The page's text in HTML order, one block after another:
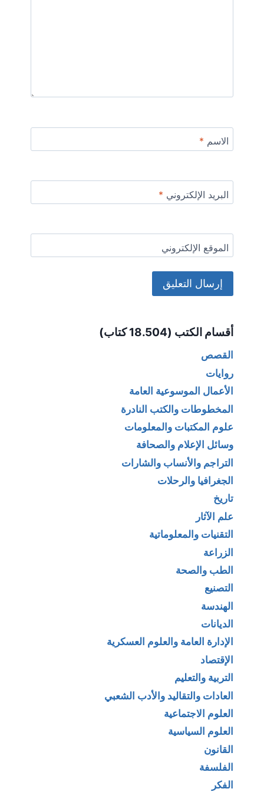
الاسم *
البريد الإلكتروني *
الموقع الإلكتروني
أقسام الكتب (18.504 كتاب)
القصص
روايات
الأعمال الموسوعية العامة
المخطوطات والكتب النادرة
علوم المكتبات والمعلومات
وسائل الإعلام والصحافة
التراجم والأنساب والشارات
الجغرافيا والرحلات
تاريخ
علم الآثار
التقنيات والمعلوماتية
الزراعة
الطب والصحة
التصنيع
الهندسة
الديانات
الإدارة العامة والعلوم العسكرية
الإقتصاد
التربية والتعليم
العادات والتقاليد والأدب الشعبي
العلوم الاجتماعية
العلوم السياسية
القانون
الفلسفة
الفكر